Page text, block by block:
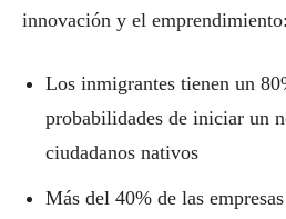
innovación y el emprendimiento:
Los inmigrantes tienen un
probabilidades de iniciar un
ciudadanos nativos
Más del 40% de las